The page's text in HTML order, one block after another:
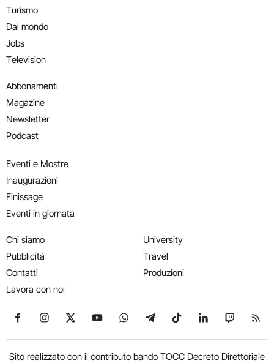
Turismo
Dal mondo
Jobs
Television
Abbonamenti
Magazine
Newsletter
Podcast
Eventi e Mostre
Inaugurazioni
Finissage
Eventi in giornata
Chi siamo
Pubblicità
Contatti
Lavora con noi
University
Travel
Produzioni
Seguici su Facebook
Seguici su Instagram
Seguici su X
Seguici su YouTube
Seguici su WhatsApp
Seguici su Telegram
Seguici su TikTok
Seguici su
Seguici
Sito realizzato con il contributo bando TOCC Decreto Direttoriale